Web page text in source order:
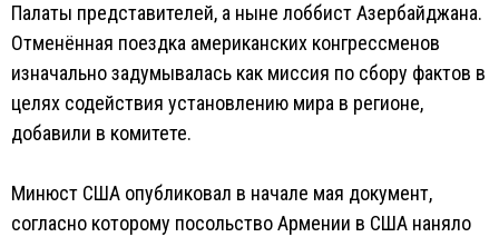
Палаты представителей, а ныне лоббист Азербайджана.
Отменённая поездка американских конгрессменов
изначально задумывалась как миссия по сбору фактов в
целях содействия установлению мира в регионе,
добавили в комитете.
Минюст США опубликовал в начале мая документ,
согласно которому посольство Армении в США наняло